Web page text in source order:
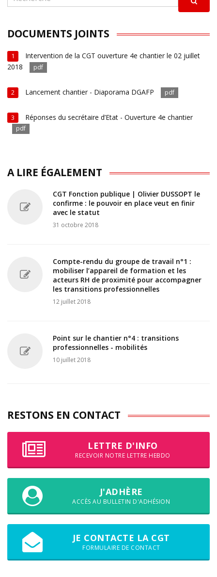
DOCUMENTS JOINTS
1
Intervention de la CGT ouverture 4e chantier le 02 juillet
2018
pdf
2 Lancement chantier - Diaporama DGAFP pdf
3 Réponses du secrétaire d’Etat - Ouverture 4e chantier
pdf
A LIRE ÉGALEMENT
CGT Fonction publique | Olivier DUSSOPT le
confirme : le pouvoir en place veut en finir
avec le statut
31 octobre 2018
Compte-rendu du groupe de travail n°1 :
mobiliser l’appareil de formation et les
acteurs RH de proximité pour accompagner
les transitions professionnelles
12 juillet 2018
Point sur le chantier n°4 : transitions
professionnelles - mobilités
10 juillet 2018
RESTONS EN CONTACT
LETTRE D'INFO
RECEVOIR NOTRE LETTRE HEBDO
J'ADHÈRE
ACCÈS AU BULLETIN D'ADHÉSION
JE CONTACTE LA CGT
FORMULAIRE DE CONTACT